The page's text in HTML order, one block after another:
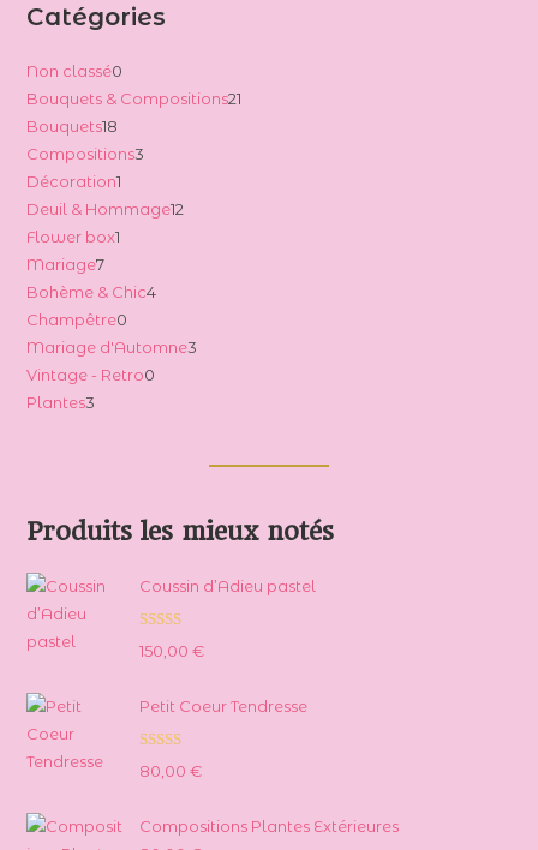
Catégories
Non classé0
produit
Bouquets & Compositions21
Bouquets18
produits
Compositions3
Décoration1
produit
Deuil & Hommage1212
Flower box1
Mariage77
produits
Bohème & Chic44
Champêtre0
produit
Mariage d'Automne3
Vintage - Retro0
Plantes3
Produits les mieux notés
Coussin d’Adieu pastel
Note5.00
150,00€
Petit Coeur Tendresse
Note 5.00
80,00€
Compositions Plantes Extérieures